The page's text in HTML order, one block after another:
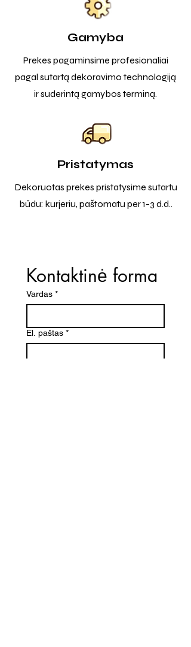
Gamyba
Prekes pagaminsime profesionaliai
pagal sutartą dekoravimo technologiją
ir suderintą gamybos terminą.
Pristatymas
Dekoruotas prekes pristatysime sutartu
būdu: kurjeriu, paštomatu per 1-3 d.d..
Kontaktinė forma
Vardas *
El. paštas *